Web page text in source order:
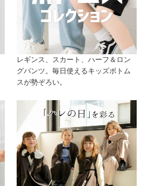
レギンス、スカート、ハーフ＆ロン
グパンツ。毎日使えるキッズボトム
スが勢ぞろい。